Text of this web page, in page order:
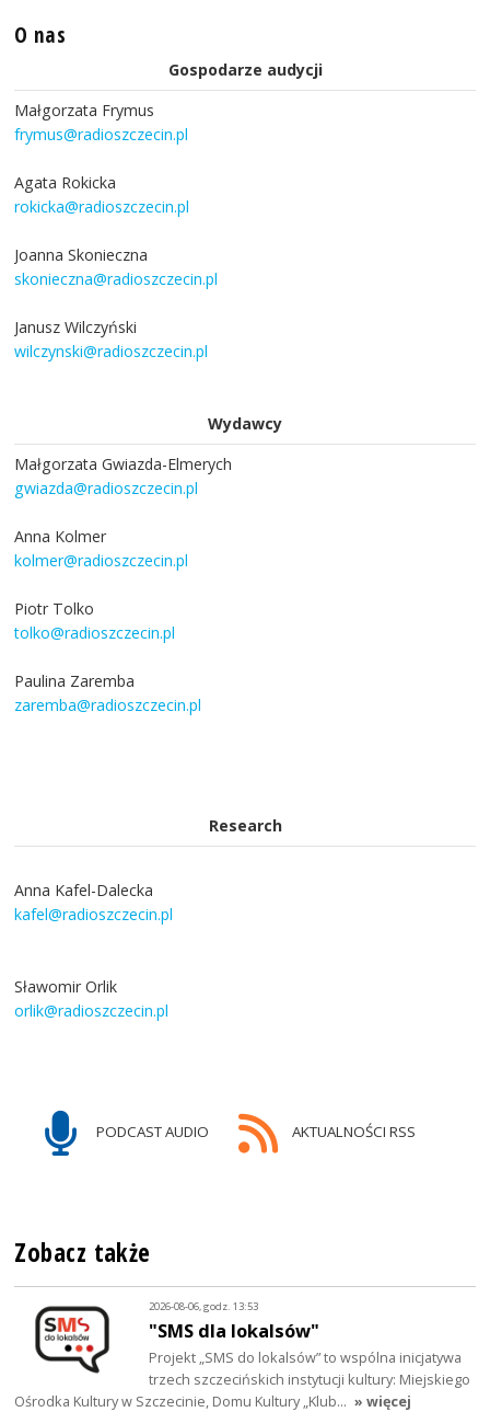
O nas
Gospodarze audycji
Małgorzata Frymus
frymus@radioszczecin.pl
Agata Rokicka
rokicka@radioszczecin.pl
Joanna Skonieczna
skonieczna@radioszczecin.pl
Janusz Wilczyński
wilczynski@radioszczecin.pl
Wydawcy
Małgorzata Gwiazda-Elmerych
gwiazda@radioszczecin.pl
Anna Kolmer
kolmer@radioszczecin.pl
Piotr Tolko
tolko@radioszczecin.pl
Paulina Zaremba
zaremba@radioszczecin.pl
Research
Anna Kafel-Dalecka
kafel@radioszczecin.pl
Sławomir Orlik
orlik@radioszczecin.pl
PODCAST AUDIO AKTUALNOŚCI RSS
Zobacz także
2026-08-06, godz. 13:53
"SMS dla lokalsów"
Projekt „SMS do lokalsów” to wspólna inicjatywa
trzech szczecińskich instytucji kultury: Miejskiego
Ośrodka Kultury w Szczecinie, Domu Kultury „Klub… » więcej